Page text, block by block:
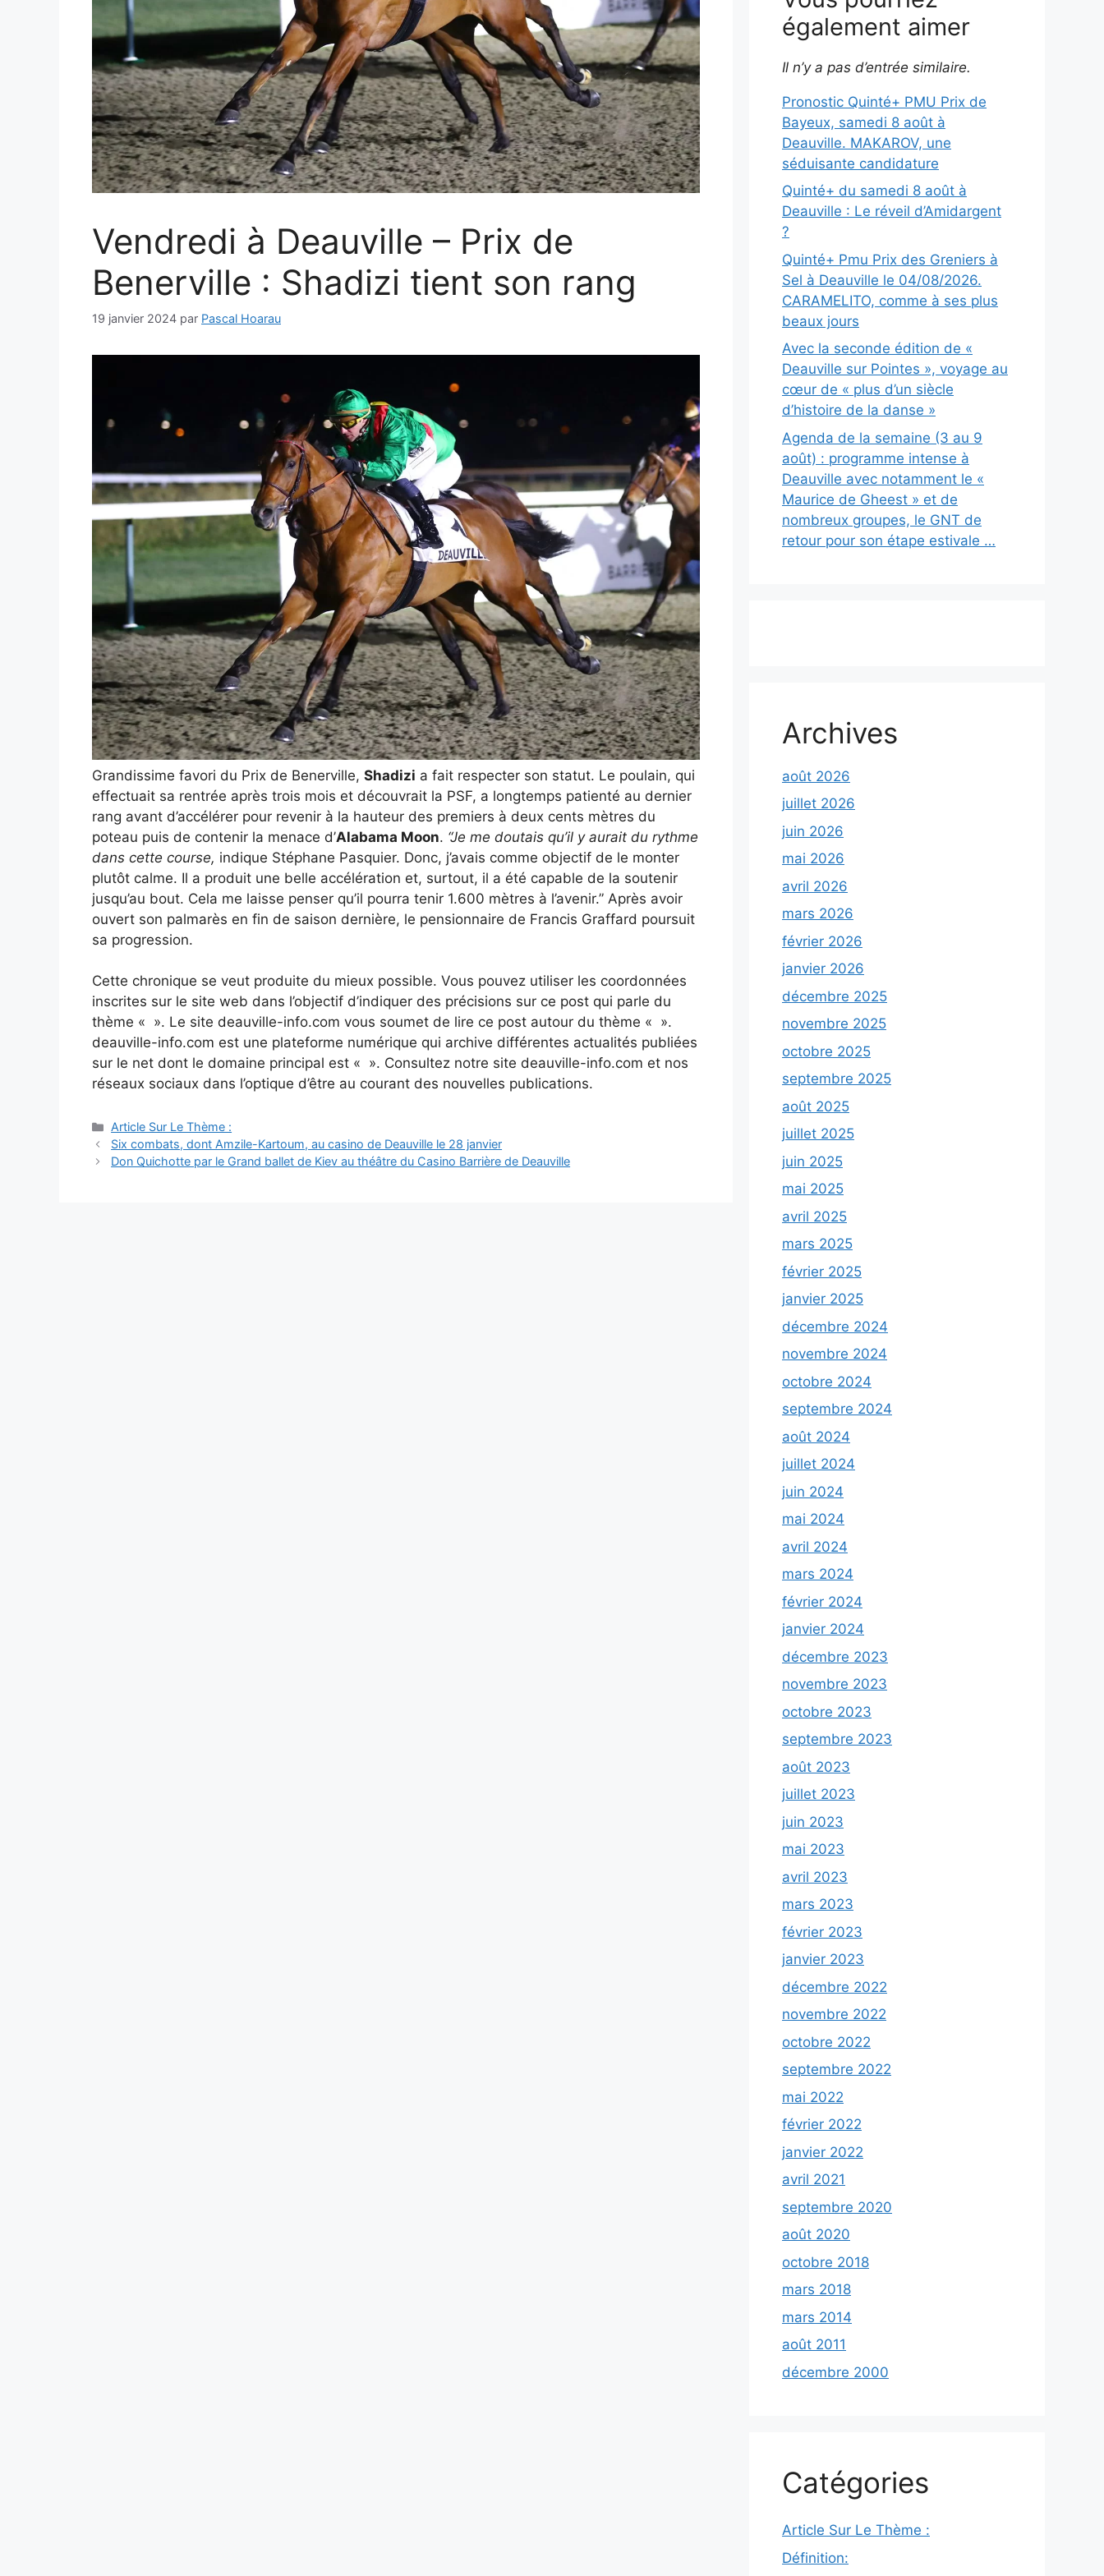
Vendredi à Deauville – Prix de
Benerville : Shadizi tient son rang
19 janvier 2024 par Pascal Hoarau
Grandissime favori du Prix de Benerville, Shadizi a fait respecter son statut. Le poulain, qui
effectuait sa rentrée après trois mois et découvrait la PSF, a longtemps patienté au dernier
rang avant d’accélérer pour revenir à la hauteur des premiers à deux cents mètres du
poteau puis de contenir la menace d’Alabama Moon. “Je me doutais qu’il y aurait du rythme
dans cette course, indique Stéphane Pasquier. Donc, j’avais comme objectif de le monter
plutôt calme. Il a produit une belle accélération et, surtout, il a été capable de la soutenir
jusqu’au bout. Cela me laisse penser qu’il pourra tenir 1.600 mètres à l’avenir.” Après avoir
ouvert son palmarès en fin de saison dernière, le pensionnaire de Francis Graffard poursuit
sa progression.
Cette chronique se veut produite du mieux possible. Vous pouvez utiliser les coordonnées
inscrites sur le site web dans l’objectif d’indiquer des précisions sur ce post qui parle du
thème « ». Le site deauville-info.com vous soumet de lire ce post autour du thème « ».
deauville-info.com est une plateforme numérique qui archive différentes actualités publiées
sur le net dont le domaine principal est « ». Consultez notre site deauville-info.com et nos
réseaux sociaux dans l’optique d’être au courant des nouvelles publications.
Catégories
Article Sur Le Thème :
Navigation
des
Six combats, dont Amzile-Kartoum, au casino de Deauville le 28 janvier
Don Quichotte par le Grand ballet de Kiev au théâtre du Casino Barrière de Deauville
également aimer
Il n’y a pas d’entrée similaire.
Pronostic Quinté+ PMU Prix de
Bayeux, samedi 8 août à
Deauville. MAKAROV, une
séduisante candidature
Quinté+ du samedi 8 août à
Deauville : Le réveil d’Amidargent
?
Quinté+ Pmu Prix des Greniers à
Sel à Deauville le 04/08/2026.
CARAMELITO, comme à ses plus
beaux jours
Avec la seconde édition de «
Deauville sur Pointes », voyage au
cœur de « plus d’un siècle
d’histoire de la danse »
Agenda de la semaine (3 au 9
août) : programme intense à
Deauville avec notamment le «
Maurice de Gheest » et de
nombreux groupes, le GNT de
retour pour son étape estivale …
Archives
août 2026
juillet 2026
juin 2026
mai 2026
avril 2026
mars 2026
février 2026
janvier 2026
décembre 2025
novembre 2025
octobre 2025
septembre 2025
août 2025
juillet 2025
juin 2025
mai 2025
avril 2025
mars 2025
février 2025
janvier 2025
décembre 2024
novembre 2024
octobre 2024
septembre 2024
août 2024
juillet 2024
juin 2024
mai 2024
avril 2024
mars 2024
février 2024
janvier 2024
décembre 2023
novembre 2023
octobre 2023
septembre 2023
août 2023
juillet 2023
juin 2023
mai 2023
avril 2023
mars 2023
février 2023
janvier 2023
décembre 2022
novembre 2022
octobre 2022
septembre 2022
mai 2022
février 2022
janvier 2022
avril 2021
septembre 2020
août 2020
octobre 2018
mars 2018
mars 2014
août 2011
décembre 2000
Catégories
Article Sur Le Thème :
Définition: